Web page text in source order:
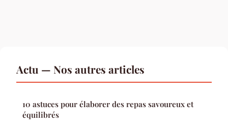
Actu — Nos autres articles
10 astuces pour élaborer des repas savoureux et
équilibrés